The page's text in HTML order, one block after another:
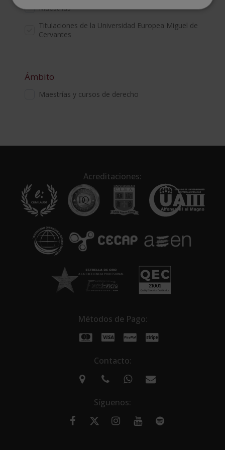
Maestrías
Titulaciones de la Universidad Europea Miguel de
Cervantes
Ámbito
Maestrías y cursos de derecho
Acreditaciones:
Métodos de Pago:
Contacto:
Síguenos: